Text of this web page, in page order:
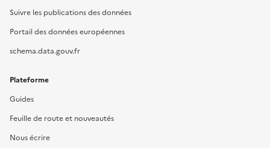
Suivre les publications des données
Portail des données européennes
schema.data.gouv.fr
Plateforme
Guides
Feuille de route et nouveautés
Nous écrire